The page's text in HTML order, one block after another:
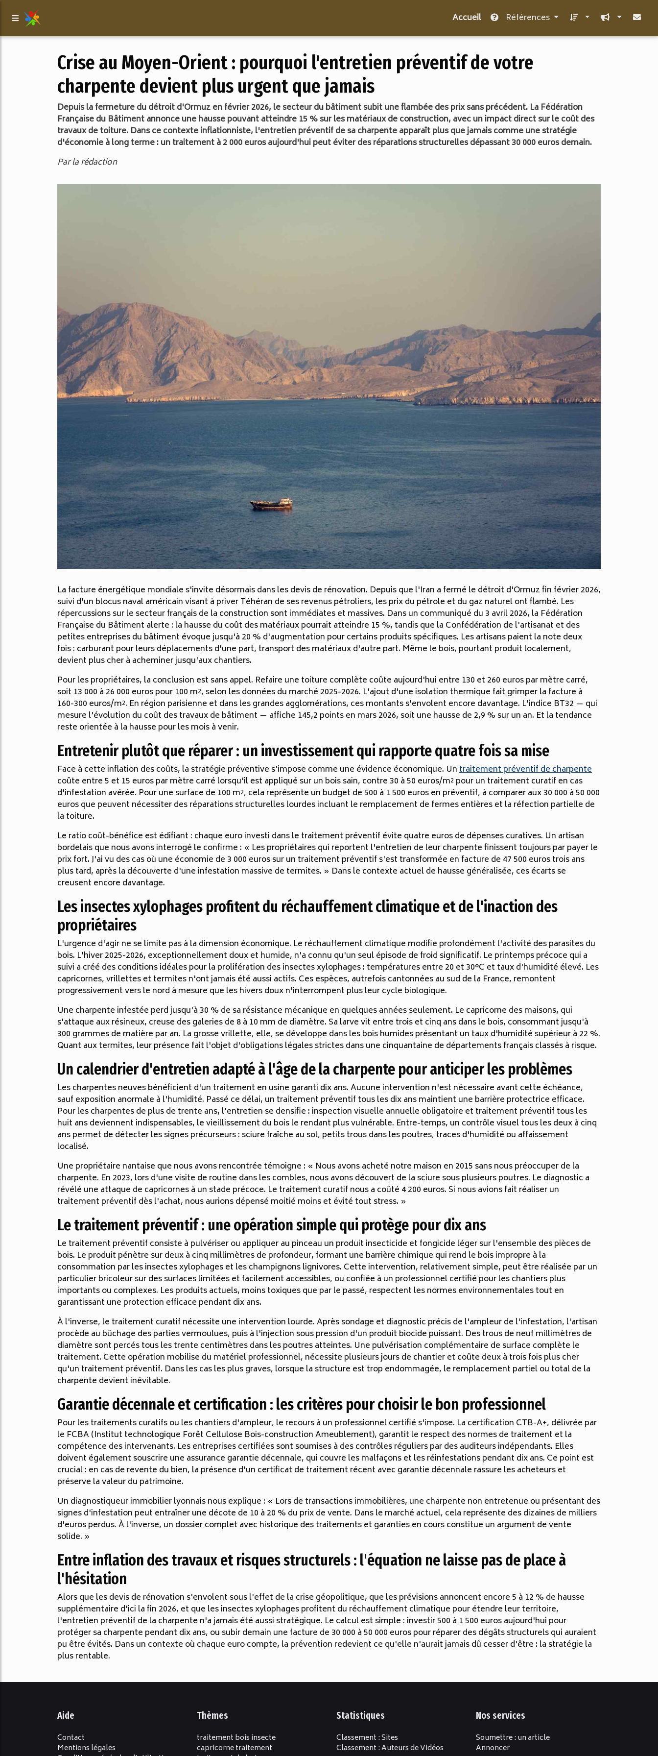
Accueil Références
Crise au Moyen-Orient : pourquoi l'entretien préventif de votre
charpente devient plus urgent que jamais
Depuis la fermeture du détroit d'Ormuz en février 2026, le secteur du bâtiment subit une flambée des prix sans précédent. La Fédération
Française du Bâtiment annonce une hausse pouvant atteindre 15 % sur les matériaux de construction, avec un impact direct sur le coût des
travaux de toiture. Dans ce contexte inflationniste, l'entretien préventif de sa charpente apparaît plus que jamais comme une stratégie
d'économie à long terme : un traitement à 2 000 euros aujourd'hui peut éviter des réparations structurelles dépassant 30 000 euros demain.
Par la rédaction
La facture énergétique mondiale s'invite désormais dans les devis de rénovation. Depuis que l'Iran a fermé le détroit d'Ormuz fin février 2026,
suivi d'un blocus naval américain visant à priver Téhéran de ses revenus pétroliers, les prix du pétrole et du gaz naturel ont flambé. Les
répercussions sur le secteur français de la construction sont immédiates et massives. Dans un communiqué du 3 avril 2026, la Fédération
Française du Bâtiment alerte : la hausse du coût des matériaux pourrait atteindre 15 %, tandis que la Confédération de l'artisanat et des
petites entreprises du bâtiment évoque jusqu'à 20 % d'augmentation pour certains produits spécifiques. Les artisans paient la note deux
fois : carburant pour leurs déplacements d'une part, transport des matériaux d'autre part. Même le bois, pourtant produit localement,
devient plus cher à acheminer jusqu'aux chantiers.
Pour les propriétaires, la conclusion est sans appel. Refaire une toiture complète coûte aujourd'hui entre 130 et 260 euros par mètre carré,
soit 13 000 à 26 000 euros pour 100 m², selon les données du marché 2025-2026. L'ajout d'une isolation thermique fait grimper la facture à
160-300 euros/m². En région parisienne et dans les grandes agglomérations, ces montants s'envolent encore davantage. L'indice BT32 — qui
mesure l'évolution du coût des travaux de bâtiment — affiche 145,2 points en mars 2026, soit une hausse de 2,9 % sur un an. Et la tendance
reste orientée à la hausse pour les mois à venir.
Entretenir plutôt que réparer : un investissement qui rapporte quatre fois sa mise
Face à cette inflation des coûts, la stratégie préventive s'impose comme une évidence économique. Untraitement préventif de charpente
coûte entre 5 et 15 euros par mètre carré lorsqu'il est appliqué sur un bois sain, contre 30 à 50 euros/m² pour un traitement curatif en cas
d'infestation avérée. Pour une surface de 100 m², cela représente un budget de 500 à 1 500 euros en préventif, à comparer aux 30 000 à 50 000
euros que peuvent nécessiter des réparations structurelles lourdes incluant le remplacement de fermes entières et la réfection partielle de
la toiture.
Le ratio coût-bénéfice est édifiant : chaque euro investi dans le traitement préventif évite quatre euros de dépenses curatives. Un artisan
bordelais que nous avons interrogé le confirme : « Les propriétaires qui reportent l'entretien de leur charpente finissent toujours par payer le
prix fort. J'ai vu des cas où une économie de 3 000 euros sur un traitement préventif s'est transformée en facture de 47 500 euros trois ans
plus tard, après la découverte d'une infestation massive de termites. » Dans le contexte actuel de hausse généralisée, ces écarts se
creusent encore davantage.
Les insectes xylophages profitent du réchauffement climatique et de l'inaction des
propriétaires
L'urgence d'agir ne se limite pas à la dimension économique. Le réchauffement climatique modifie profondément l'activité des parasites du
bois. L'hiver 2025-2026, exceptionnellement doux et humide, n'a connu qu'un seul épisode de froid significatif. Le printemps précoce qui a
suivi a créé des conditions idéales pour la prolifération des insectes xylophages : températures entre 20 et 30°C et taux d'humidité élevé. Les
capricornes, vrillettes et termites n'ont jamais été aussi actifs. Ces espèces, autrefois cantonnées au sud de la France, remontent
progressivement vers le nord à mesure que les hivers doux n'interrompent plus leur cycle biologique.
Une charpente infestée perd jusqu'à 30 % de sa résistance mécanique en quelques années seulement. Le capricorne des maisons, qui
s'attaque aux résineux, creuse des galeries de 8 à 10 mm de diamètre. Sa larve vit entre trois et cinq ans dans le bois, consommant jusqu'à
300 grammes de matière par an. La grosse vrillette, elle, se développe dans les bois humides présentant un taux d'humidité supérieur à 22 %.
Quant aux termites, leur présence fait l'objet d'obligations légales strictes dans une cinquantaine de départements français classés à risque.
Un calendrier d'entretien adapté à l'âge de la charpente pour anticiper les problèmes
Les charpentes neuves bénéficient d'un traitement en usine garanti dix ans. Aucune intervention n'est nécessaire avant cette échéance,
sauf exposition anormale à l'humidité. Passé ce délai, un traitement préventif tous les dix ans maintient une barrière protectrice efficace.
Pour les charpentes de plus de trente ans, l'entretien se densifie : inspection visuelle annuelle obligatoire et traitement préventif tous les
huit ans deviennent indispensables, le vieillissement du bois le rendant plus vulnérable. Entre-temps, un contrôle visuel tous les deux à cinq
ans permet de détecter les signes précurseurs : sciure fraîche au sol, petits trous dans les poutres, traces d'humidité ou affaissement
localisé.
Une propriétaire nantaise que nous avons rencontrée témoigne : « Nous avons acheté notre maison en 2015 sans nous préoccuper de la
charpente. En 2023, lors d'une visite de routine dans les combles, nous avons découvert de la sciure sous plusieurs poutres. Le diagnostic a
révélé une attaque de capricornes à un stade précoce. Le traitement curatif nous a coûté 4 200 euros. Si nous avions fait réaliser un
traitement préventif dès l'achat, nous aurions dépensé moitié moins et évité tout stress. »
Le traitement préventif : une opération simple qui protège pour dix ans
Le traitement préventif consiste à pulvériser ou appliquer au pinceau un produit insecticide et fongicide léger sur l'ensemble des pièces de
bois. Le produit pénètre sur deux à cinq millimètres de profondeur, formant une barrière chimique qui rend le bois impropre à la
consommation par les insectes xylophages et les champignons lignivores. Cette intervention, relativement simple, peut être réalisée par un
particulier bricoleur sur des surfaces limitées et facilement accessibles, ou confiée à un professionnel certifié pour les chantiers plus
importants ou complexes. Les produits actuels, moins toxiques que par le passé, respectent les normes environnementales tout en
garantissant une protection efficace pendant dix ans.
À l'inverse, le traitement curatif nécessite une intervention lourde. Après sondage et diagnostic précis de l'ampleur de l'infestation, l'artisan
procède au bûchage des parties vermoulues, puis à l'injection sous pression d'un produit biocide puissant. Des trous de neuf millimètres de
diamètre sont percés tous les trente centimètres dans les poutres atteintes. Une pulvérisation complémentaire de surface complète le
traitement. Cette opération mobilise du matériel professionnel, nécessite plusieurs jours de chantier et coûte deux à trois fois plus cher
qu'un traitement préventif. Dans les cas les plus graves, lorsque la structure est trop endommagée, le remplacement partiel ou total de la
charpente devient inévitable.
Garantie décennale et certification : les critères pour choisir le bon professionnel
Pour les traitements curatifs ou les chantiers d'ampleur, le recours à un professionnel certifié s'impose. La certification CTB-A+, délivrée par
le FCBA (Institut technologique Forêt Cellulose Bois-construction Ameublement), garantit le respect des normes de traitement et la
compétence des intervenants. Les entreprises certifiées sont soumises à des contrôles réguliers par des auditeurs indépendants. Elles
doivent également souscrire une assurance garantie décennale, qui couvre les malfaçons et les réinfestations pendant dix ans. Ce point est
crucial : en cas de revente du bien, la présence d'un certificat de traitement récent avec garantie décennale rassure les acheteurs et
préserve la valeur du patrimoine.
Un diagnostiqueur immobilier lyonnais nous explique : « Lors de transactions immobilières, une charpente non entretenue ou présentant des
signes d'infestation peut entraîner une décote de 10 à 20 % du prix de vente. Dans le marché actuel, cela représente des dizaines de milliers
d'euros perdus. À l'inverse, un dossier complet avec historique des traitements et garanties en cours constitue un argument de vente
solide. »
Entre inflation des travaux et risques structurels : l'équation ne laisse pas de place à
l'hésitation
Alors que les devis de rénovation s'envolent sous l'effet de la crise géopolitique, que les prévisions annoncent encore 5 à 12 % de hausse
supplémentaire d'ici la fin 2026, et que les insectes xylophages profitent du réchauffement climatique pour étendre leur territoire,
l'entretien préventif de la charpente n'a jamais été aussi stratégique. Le calcul est simple : investir 500 à 1 500 euros aujourd'hui pour
protéger sa charpente pendant dix ans, ou subir demain une facture de 30 000 à 50 000 euros pour réparer des dégâts structurels qui auraient
pu être évités. Dans un contexte où chaque euro compte, la prévention redevient ce qu'elle n'aurait jamais dû cesser d'être : la stratégie la
plus rentable.
Aide
Contact
Mentions légales
Thèmes
traitement bois insecte
capricorne traitement
Statistiques
Classement : Sites
Classement : Auteurs de Vidéos
Nos services
Soumettre : un article
Annoncer